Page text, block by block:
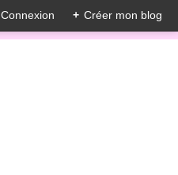
Connexion + Créer mon blog